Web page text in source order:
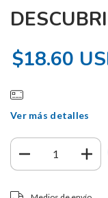
$18.60
Ver más detalles
Entregas para el CP: